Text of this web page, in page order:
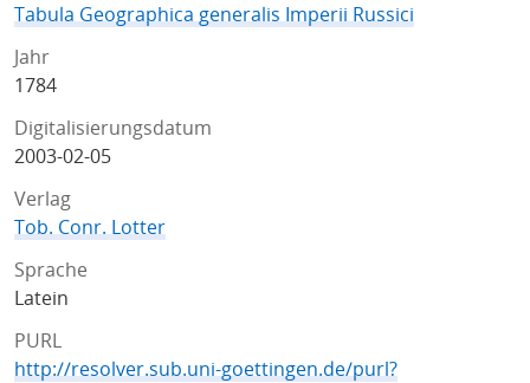
Tabula Geographica generalis Imperii Russici
Jahr
1784
Digitalisierungsdatum
2003-02-05
Verlag
Tob. Conr. Lotter
Sprache
Latein
PURL
http://resolver.sub.uni-goettingen.de/purl?